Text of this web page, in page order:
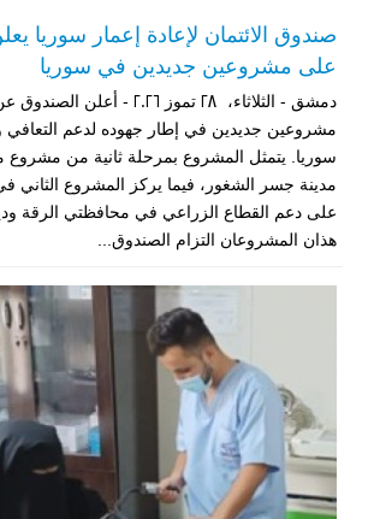
صندوق الائتمان لإعادة إعمار سوريا
على مشروعين جديدين في سوريا
دمشق - الثلاثاء، 28 تموز 2026 -
مشروعين جديدين في إطار جهوده لدعم التعافي
سوريا. يتمثل المشروع بمرحلة ثانية من مشروع
مدينة جسر الشغور، فيما يركز المشروع الثاني
على دعم القطاع الزراعي في محافظتي الرقة
هذان المشروعان التزام الصندوق...